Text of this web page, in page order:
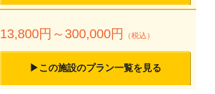
13,800円～ 300,000円 （税込）
▶この施設のプラン一覧を見る